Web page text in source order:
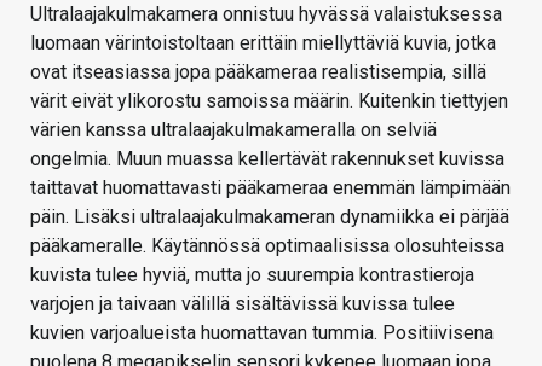
Ultralaajakulmakamera onnistuu hyvässä valaistuksessa
luomaan värintoistoltaan erittäin miellyttäviä kuvia, jotka
ovat itseasiassa jopa pääkameraa realistisempia, sillä
värit eivät ylikorostu samoissa määrin. Kuitenkin tiettyjen
värien kanssa ultralaajakulmakameralla on selviä
ongelmia. Muun muassa kellertävät rakennukset kuvissa
taittavat huomattavasti pääkameraa enemmän lämpimään
päin. Lisäksi ultralaajakulmakameran dynamiikka ei pärjää
pääkameralle. Käytännössä optimaalisissa olosuhteissa
kuvista tulee hyviä, mutta jo suurempia kontrastieroja
varjojen ja taivaan välillä sisältävissä kuvissa tulee
kuvien varjoalueista huomattavan tummia. Positiivisena